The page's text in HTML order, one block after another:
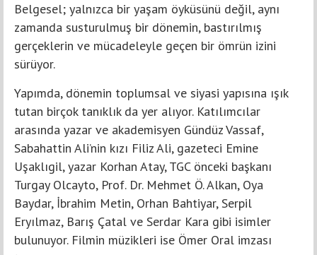
Belgesel; yalnızca bir yaşam öyküsünü değil, aynı
zamanda susturulmuş bir dönemin, bastırılmış
gerçeklerin ve mücadeleyle geçen bir ömrün izini
sürüyor.
Yapımda, dönemin toplumsal ve siyasi yapısına ışık
tutan birçok tanıklık da yer alıyor. Katılımcılar
arasında yazar ve akademisyen Gündüz Vassaf,
Sabahattin Ali’nin kızı Filiz Ali, gazeteci Emine
Uşaklıgil, yazar Korhan Atay, TGC önceki başkanı
Turgay Olcayto, Prof. Dr. Mehmet Ö. Alkan, Oya
Baydar, İbrahim Metin, Orhan Bahtiyar, Serpil
Eryılmaz, Barış Çatal ve Serdar Kara gibi isimler
bulunuyor. Filmin müzikleri ise Ömer Oral imzası